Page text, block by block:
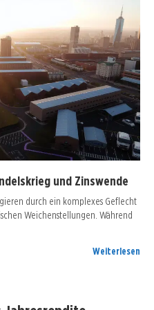
und Zinswende
durch ein komplexes Geflecht
Weichenstellungen. Während
Weiterlesen